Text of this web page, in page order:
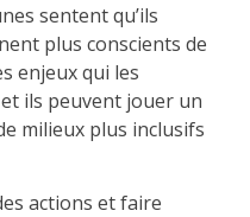
sentent qu’ils
plus conscients de
enjeux qui les
ils peuvent jouer un
milieux plus inclusifs
actions et faire